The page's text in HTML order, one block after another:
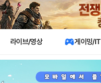
라이브/영상 게이밍/IT